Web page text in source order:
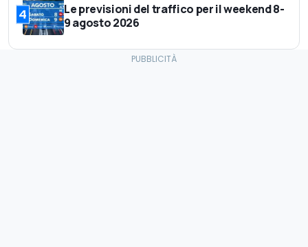
4
Le previsioni del traffico per il weekend 8-
9 agosto 2026